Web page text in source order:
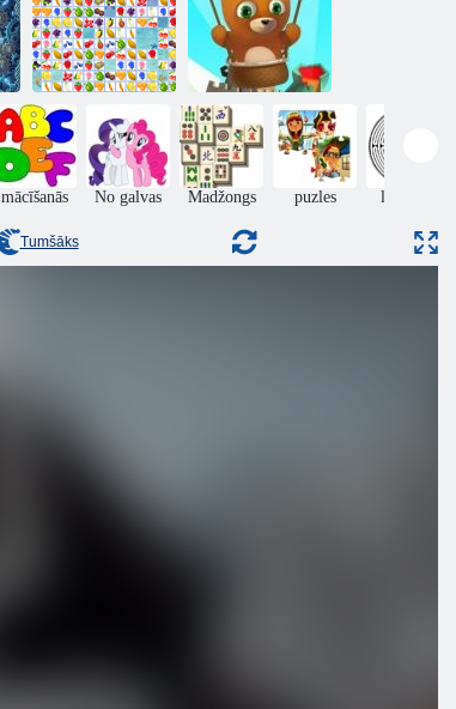
Kaligrafi Photo
Image Scramble
Rāpojošs lelles
fotoattēlu bloks
Blitz
Fruit Connect
Burbuļu šāvējs
mācīšanās No galvas Madžongs puzles labirints
Tumšāks